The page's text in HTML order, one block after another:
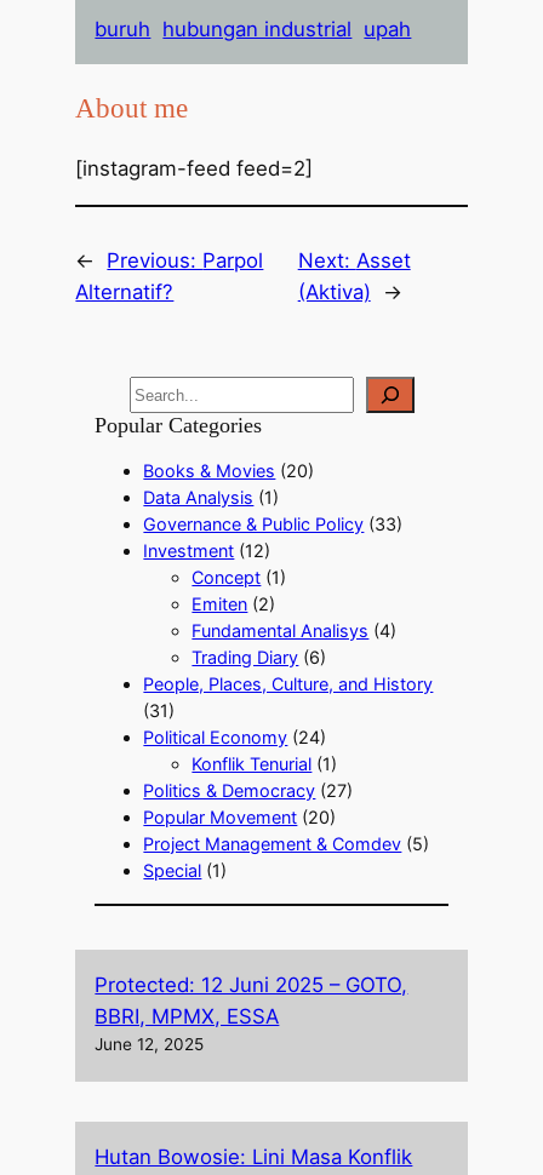
buruh hubungan industrial upah
About me
[instagram-feed feed=2]
← Previous: Parpol
Alternatif?
Next: Asset
(Aktiva)
→
Popular Categories
Books & Movies (20)
Data Analysis (1)
Governance & Public Policy (33)
Investment (12)
Concept (1)
Emiten (2)
Fundamental Analisys (4)
Trading Diary (6)
People, Places, Culture, and History
(31)
Political Economy (24)
Konflik Tenurial (1)
Politics & Democracy (27)
Popular Movement (20)
Project Management & Comdev (5)
Special (1)
Protected: 12 Juni 2025 – GOTO,
BBRI, MPMX, ESSA
June 12, 2025
Hutan Bowosie: Lini Masa Konflik